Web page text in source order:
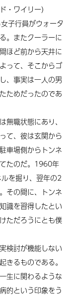
・ワイリー）
子行員がウォータ
。またクーラーに
ほど前から天井に
って、そこからゴ
、事実は一人の男
ためだったのであ
職状態にあり、
て、彼は玄関から
車場側からトンネ
たのだ。1960年
を掘り、翌年の2
その間に、トンネ
識を習得したとい
ただろうにとも僕
検討が機能しない
きるものである。
生に関わるような
的という印象をう